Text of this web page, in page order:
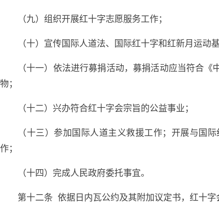
（九）组织开展红十字志愿服务工作；
（十）宣传国际人道法、国际红十字和红新月运
（十一）依法进行募捐活动，募捐活动应当符合
物；
（十二）兴办符合红十字会宗旨的公益事业；
（十三）参加国际人道主义救援工作；开展与国
作；
（十四）完成人民政府委托事宜。
第十二条 依据日内瓦公约及其附加议定书，红十